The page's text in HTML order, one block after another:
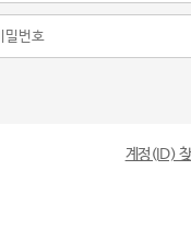
계정(ID)